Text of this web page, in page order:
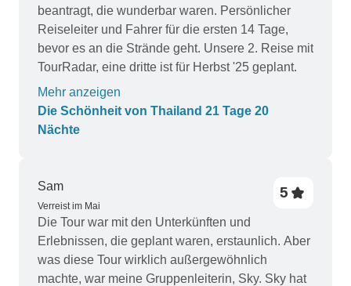
beantragt, die wunderbar waren. Persönlicher
Reiseleiter und Fahrer für die ersten 14 Tage,
bevor es an die Strände geht. Unsere 2. Reise mit
TourRadar, eine dritte ist für Herbst '25 geplant.
Mehr anzeigen
Die Schönheit von Thailand 21 Tage 20
Nächte
Sam
Verreist im Mai
5
Die Tour war mit den Unterkünften und
Erlebnissen, die geplant waren, erstaunlich. Aber
was diese Tour wirklich außergewöhnlich
machte, war meine Gruppenleiterin, Sky. Sky hat